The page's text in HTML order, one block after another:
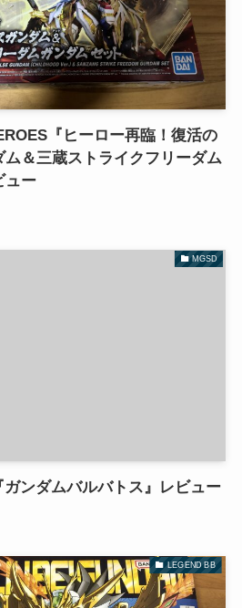
『ヒーロー再臨！復活の
＆三蔵ストライクフリーダム
ュー
MGSD
ガンダムバルバトス』レビュー
LEGEND BB